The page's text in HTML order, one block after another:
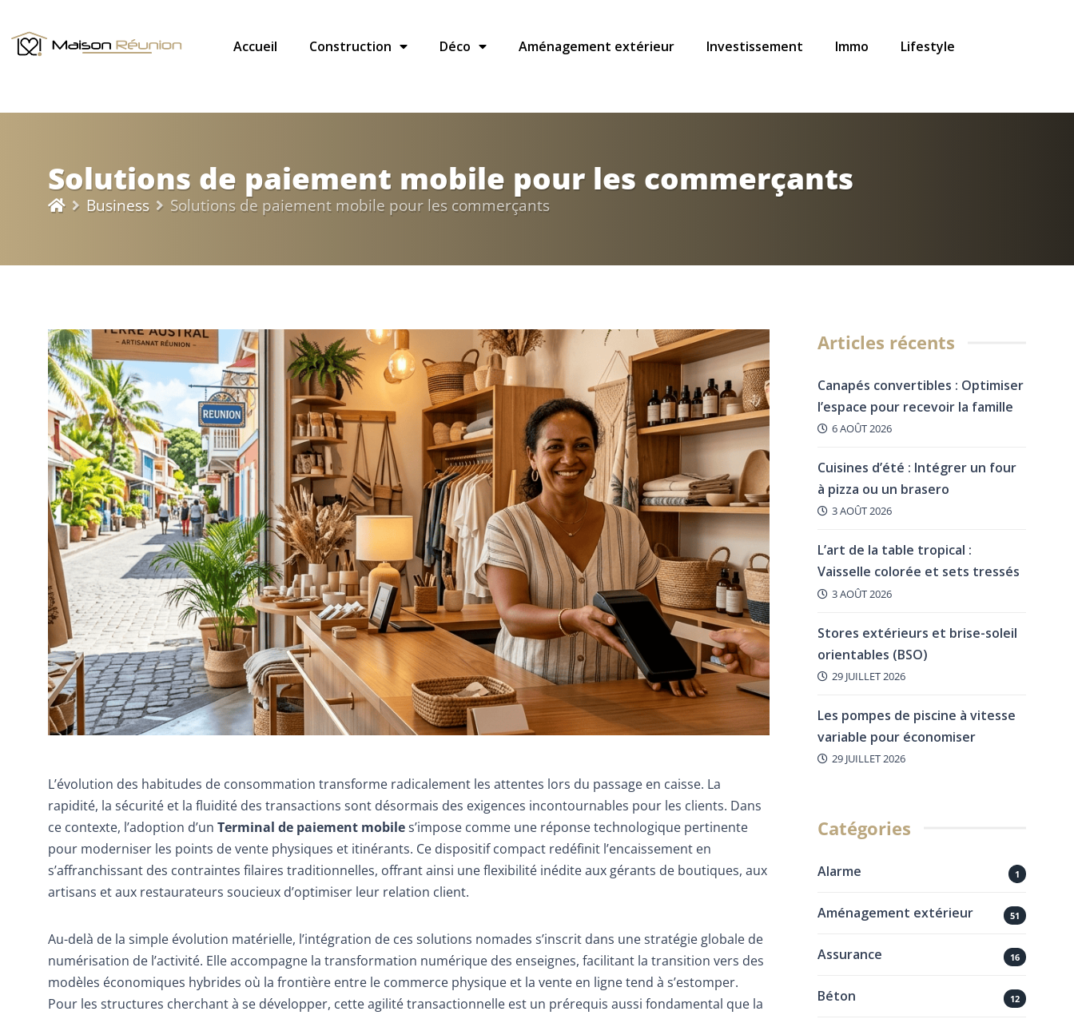
Accueil Construction Déco Aménagement extérieur Investissement Immo Lifestyle
Solutions de paiement mobile pour les commerçants
Business Solutions de paiement mobile pour les commerçants
L’évolution des habitudes de consommation transforme radicalement les attentes lors du passage en caisse. La
rapidité, la sécurité et la fluidité des transactions sont désormais des exigences incontournables pour les clients. Dans
ce contexte, l’adoption d’un Terminal de paiement mobiles’impose comme une réponse technologique pertinente
pour moderniser les points de vente physiques et itinérants. Ce dispositif compact redéfinit l’encaissement en
s’affranchissant des contraintes filaires traditionnelles, offrant ainsi une flexibilité inédite aux gérants de boutiques, aux
artisans et aux restaurateurs soucieux d’optimiser leur relation client.
Au-delà de la simple évolution matérielle, l’intégration de ces solutions nomades s’inscrit dans une stratégie globale de
numérisation de l’activité. Elle accompagne la transformation numérique des enseignes, facilitant la transition vers des
modèles économiques hybrides où la frontière entre le commerce physique et la vente en ligne tend à s’estomper.
Pour les structures cherchant à se développer, cette agilité transactionnelle est un prérequis aussi fondamental que la
Articles récents
Canapés convertibles : Optimiser
l’espace pour recevoir la famille
6 AOÛT 2026
Cuisines d’été : Intégrer un four
à pizza ou un brasero
3 AOÛT 2026
L’art de la table tropical :
Vaisselle colorée et sets tressés
3 AOÛT 2026
Stores extérieurs et brise-soleil
orientables (BSO)
29 JUILLET 2026
Les pompes de piscine à vitesse
variable pour économiser
29 JUILLET 2026
Catégories
Alarme 1
Aménagement extérieur 51
Assurance 16
Béton 12